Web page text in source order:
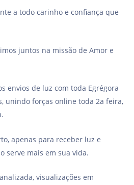
a todo carinho e confiança que
juntos na missão de Amor e
envios de luz com toda Egrégora
unindo forças online toda 2a feira,
apenas para receber luz e
serve mais em sua vida.
visualizações em